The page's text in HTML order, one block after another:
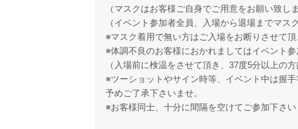
（マスクはお客様ご自身でご用意をお願い致しま
（イベント参加者全員、入場から退場までマス
※マスク着用で無い方はご入場をお断りさせて
※体調不良のお客様におかれましてはイベント
（入場前に検温をさせて頂き、37度5分以上の
※ツーショットやサイン時等、イベント中は握手
予めご了承下さいませ。
※お客様同士、十分に間隔を空けてご参加下さ